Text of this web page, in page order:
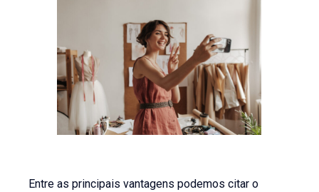
Entre as principais vantagens podemos citar o